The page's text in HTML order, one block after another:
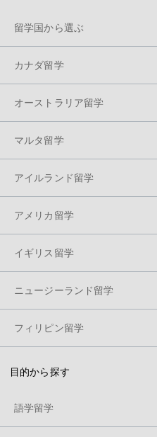
留学国から選ぶ
カナダ留学
オーストラリア留学
マルタ留学
アイルランド留学
アメリカ留学
イギリス留学
ニュージーランド留学
フィリピン留学
目的から探す
語学留学